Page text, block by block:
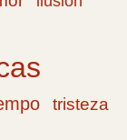
tristeza